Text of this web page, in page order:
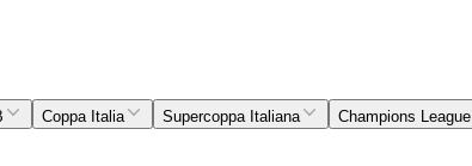
Coppa Italia Supercoppa Italiana Champions League